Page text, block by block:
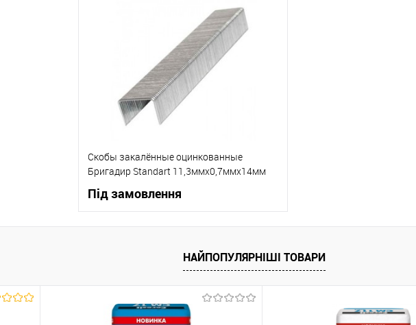
До порівняння
Під замовлення
Скобы закалённые оцинкованные
Бригадир Standart 11,3ммх0,7ммх14мм
Під замовлення
До порівняння
Під замовлення
НАЙПОПУЛЯРНІШІ ТОВАРИ